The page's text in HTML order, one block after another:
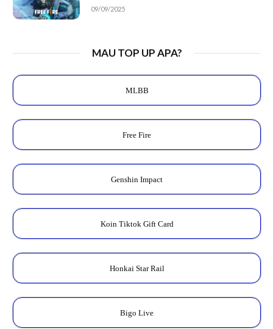
09/09/2025
MAU TOP UP APA?
MLBB
Free Fire
Genshin Impact
Koin Tiktok Gift Card
Honkai Star Rail
Bigo Live